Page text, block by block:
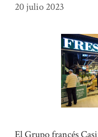
20 julio 2023